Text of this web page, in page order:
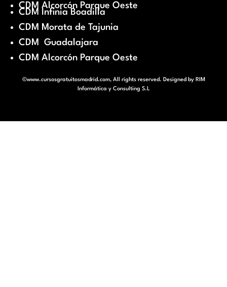
CDM Alcorcón Parque Oeste
CDM Infinia Boadilla
CDM Morata de Tajunia
CDM Guadalajara
CDM Alcorcón Parque Oeste
©www.cursosgratuitosmadrid.com, All rights reserved. Designed by RIM
Informática y Consulting S.L